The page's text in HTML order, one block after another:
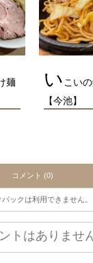
麺
い こい
【今池】
コメント (0)
バックは利用できません。
トはありませ